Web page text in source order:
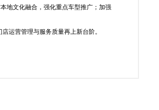
地文化融合，强化重点车型推广；加强
运营管理与服务质量再上新台阶。